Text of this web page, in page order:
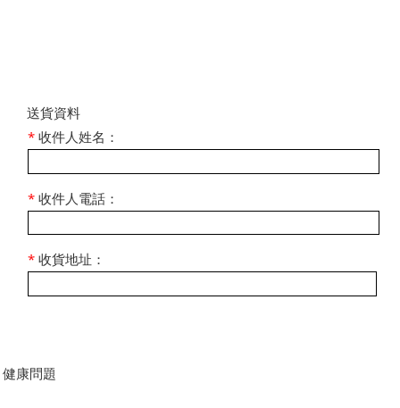
健康問題
​送貨資料
*收件人姓名：
*收件人電話：
*收貨地址：